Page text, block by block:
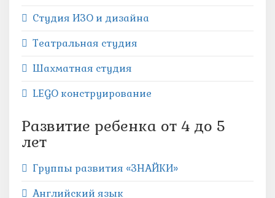
Студия ИЗО и дизайна
Театральная студия
Шахматная студия
LEGO конструирование
Развитие ребенка от 4 до 5
лет
Группы развития «ЗНАЙКИ»
Английский язык